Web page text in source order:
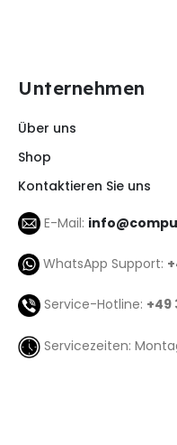
Unternehmen
Über uns
Shop
Kontaktieren Sie uns
E-Mail:
WhatsApp Support:
Service-Hotline: +49
Servicezeiten: